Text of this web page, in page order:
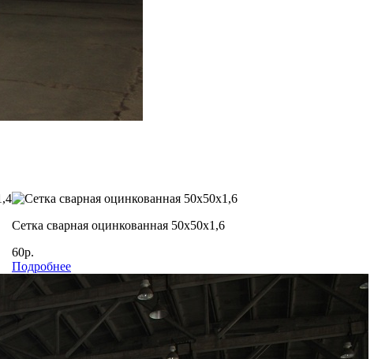
Сетка сварная оцинкованная 50х50х1,6
60р.
Подробнее